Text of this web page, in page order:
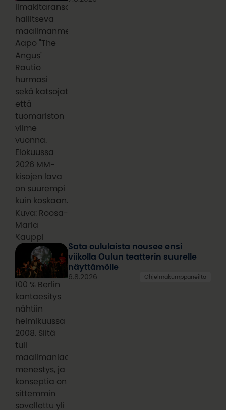
Ilmakitaransoiton
hallitseva
maailmanmestari
Aapo "The
Angus"
Rautio
hurmasi
sekä katsojat
että
tuomariston
viime
vuonna.
Elokuussa
2026 MM-
kisojen lava
on suurempi
kuin koskaan.
Kuva: Roosa-
Maria
Kauppi
100 % Berlin
kantaesitys
nähtiin
helmikuussa
2008. Siitä
tuli
maailmanlaajuinen
menestys, ja
konseptia on
sittemmin
sovellettu yli
Sata oululaista nousee ensi
viikolla Oulun teatterin suurelle
näyttämölle
6.8.2026 Ohjelmakumppaneilta